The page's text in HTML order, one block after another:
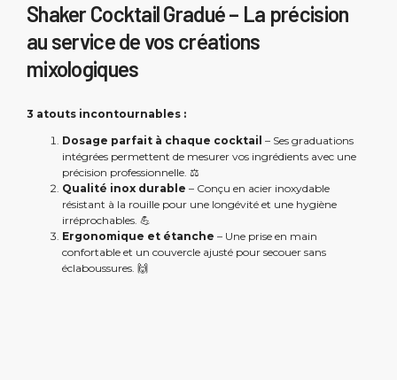
Shaker Cocktail Gradué – La précision
au service de vos créations
mixologiques
3 atouts incontournables :
Dosage parfait à chaque cocktail – Ses graduations
intégrées permettent de mesurer vos ingrédients avec une
précision professionnelle. ⚖️
Qualité inox durable – Conçu en acier inoxydable
résistant à la rouille pour une longévité et une hygiène
irréprochables. 💪
Ergonomique et étanche – Une prise en main
confortable et un couvercle ajusté pour secouer sans
éclaboussures. 🙌